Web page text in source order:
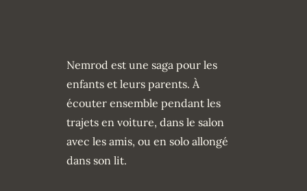
Nemrod est une saga pour les
enfants et leurs parents. À
écouter ensemble pendant les
trajets en voiture, dans le salon
avec les amis, ou en solo allongé
dans son lit.